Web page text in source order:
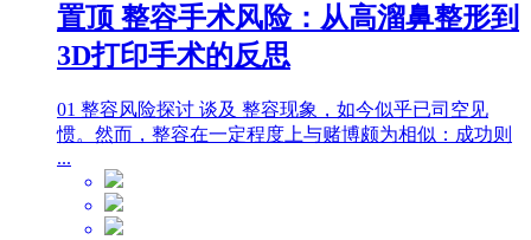
置顶 整容手术风险：从高溜鼻整形到
3D打印手术的反思
01 整容风险探讨 谈及 整容现象，如今似乎已司空见
惯。然而，整容在一定程度上与赌博颇为相似：成功则
...